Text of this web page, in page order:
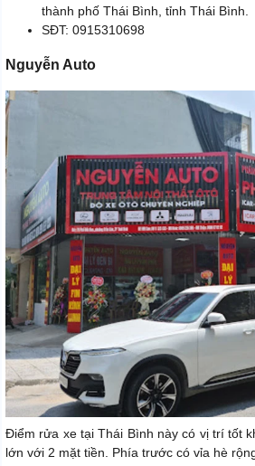
thành phố Thái Bình, tỉnh Thái Bình.
SĐT: 0915310698
Nguyễn Auto
Điểm rửa xe tại Thái Bình này có vị trí tốt
lớn với 2 mặt tiền. Phía trước có vỉa hè